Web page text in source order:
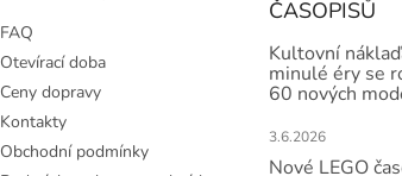
FAQ
Otevírací doba
Ceny dopravy
Kontakty
Obchodní podmínky
ČASOPISŮ
Kultovní
minulé éry se
60 nových
3.6.2026
Nové LEGO